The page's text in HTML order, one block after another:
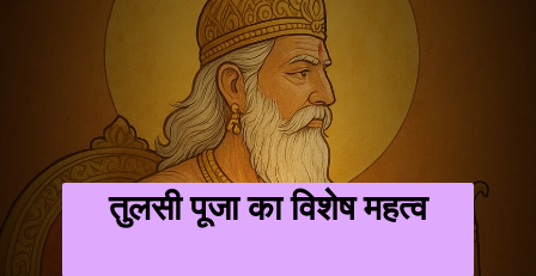
तुलसी पूजा का विशेष महत्व